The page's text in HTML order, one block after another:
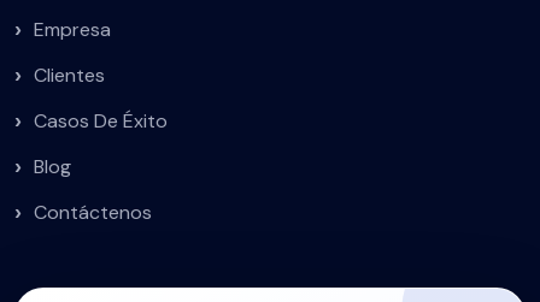
Empresa
Clientes
Casos De Éxito
Blog
Contáctenos